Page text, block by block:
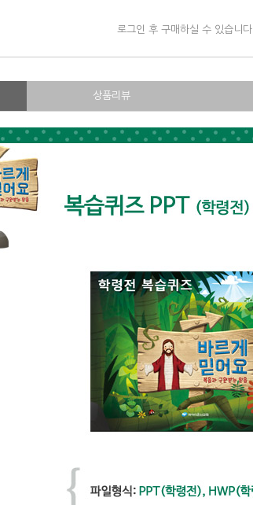
로그인 후 구매하실 수 있습니다.
상품리뷰